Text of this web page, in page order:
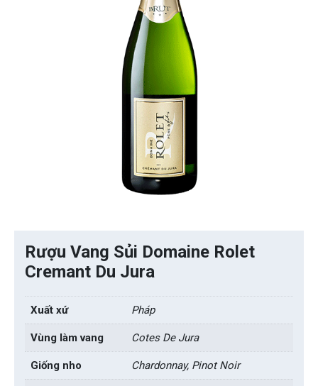
Rượu Vang Sủi Domaine Rolet
Cremant Du Jura
Xuất xứ Pháp
Vùng làm vang Cotes De Jura
Giống nho Chardonnay, Pinot Noir